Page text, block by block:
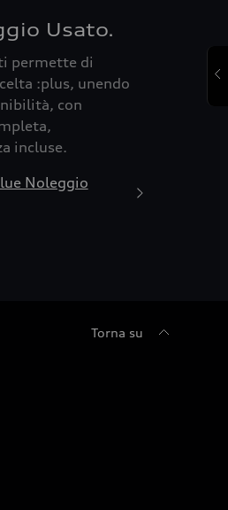
Usato.
permette di
:plus, unendo
con
incluse.
Noleggio
Torna su